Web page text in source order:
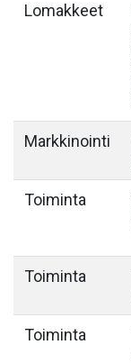
Lomakkeet
Markkinointi
Toiminta
Toiminta
Toiminta